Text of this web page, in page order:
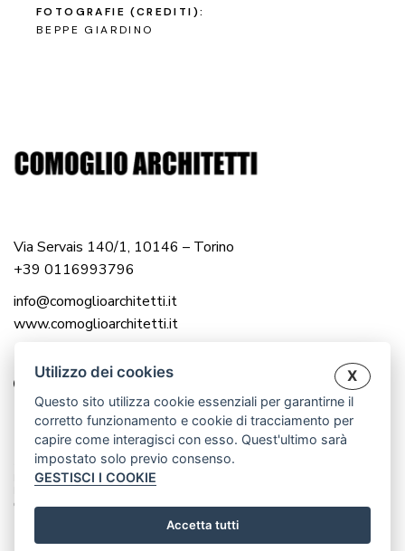
FOTOGRAFIE (CREDITI):
BEPPE GIARDINO
Via Servais 140/1, 10146 – Torino
+39 0116993796
info@comoglioarchitetti.it
www.comoglioarchitetti.it
© 2025 COMOGLIO ARCHITETTI |
P.IVA 12976560016
P.IVA 12983000014
CREATED BY WWW.CRISANDCRIS.NET
Utilizzo dei cookies X
Questo sito utilizza cookie essenziali per garantirne il
corretto funzionamento e cookie di tracciamento per
capire come interagisci con esso. Quest'ultimo sarà
impostato solo previo consenso.
GESTISCI I COOKIE
Accetta tutti